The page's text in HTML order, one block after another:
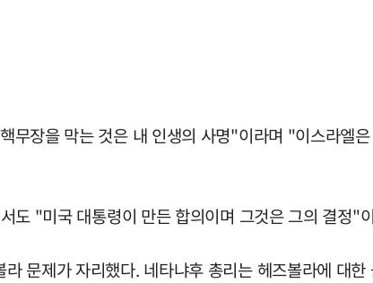
무장을 막는 것은 내 인생의 사명"이라며 "이스라엘
도 "미국 대통령이 만든 합의이며 그것은 그의 결정"
문제가 자리했다. 네타냐후 총리는 헤즈볼라에 대